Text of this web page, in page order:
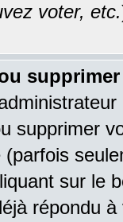
voter, etc.
supprimer
sur le
répondu